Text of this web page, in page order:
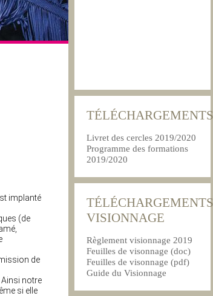
implanté
(de
de
notre
si elle
TÉLÉCHARGEMENTS
Livret des cercles 2019/2020
Programme des formations
2019/2020
TÉLÉCHARGEMENTS
VISIONNAGE
Règlement visionnage 2019
Feuilles de visonnage (doc)
Feuilles de visonnage (pdf)
Guide du Visionnage